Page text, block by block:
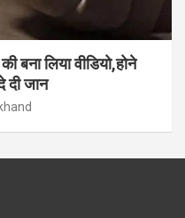
बना लिया वीडियो,होने
दी जान